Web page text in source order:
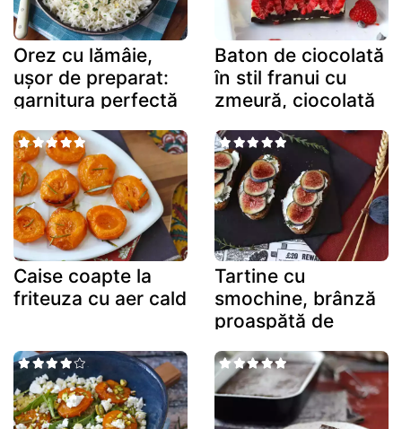
Orez cu lămâie,
ușor de preparat:
garnitura perfectă
Caise coapte la
friteuza cu aer cald
Baton de ciocolată
în stil franui cu
zmeură, ciocolată
neagră!
Tartine cu
smochine, brânză
proaspătă de
rozmarin